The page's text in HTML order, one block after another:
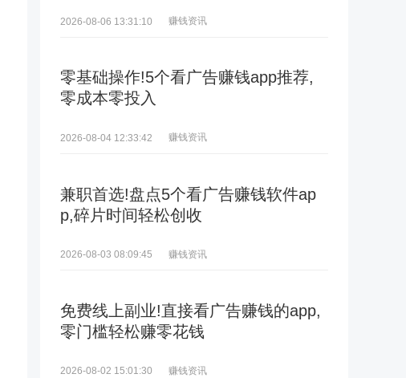
2026-08-06 13:31:10 赚钱资讯
零基础操作!5个看广告赚钱app推荐,
零成本零投入
2026-08-04 12:33:42 赚钱资讯
兼职首选!盘点5个看广告赚钱软件ap
p,碎片时间轻松创收
2026-08-03 08:09:45 赚钱资讯
免费线上副业!直接看广告赚钱的app,
零门槛轻松赚零花钱
2026-08-02 15:01:30 赚钱资讯